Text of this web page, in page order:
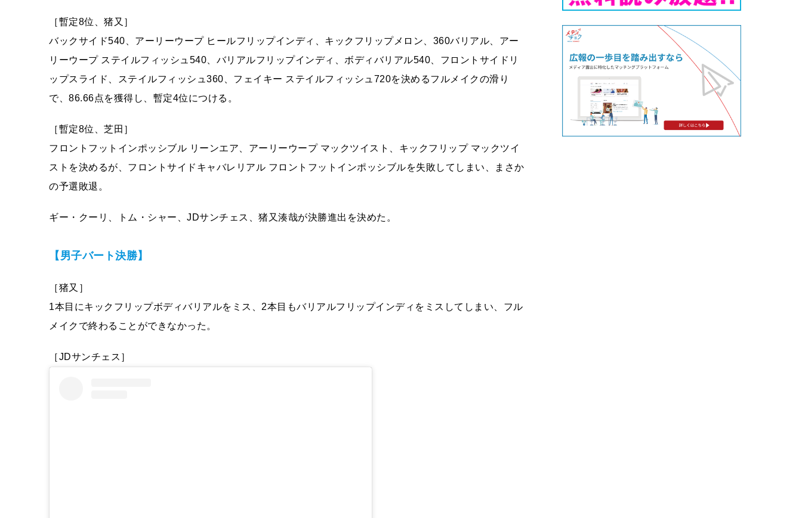
［暫定8位、猪又］
バックサイド540、アーリーウープ ヒールフリップインディ、キックフリップメロン、360バリアル、アー
リーウープ ステイルフィッシュ540、バリアルフリップインディ、ボディバリアル540、フロントサイドリ
ップスライド、ステイルフィッシュ360、フェイキー ステイルフィッシュ720を決めるフルメイクの滑り
で、86.66点を獲得し、暫定4位につける。
［暫定8位、芝田］
フロントフットインポッシブル リーンエア、アーリーウープ マックツイスト、キックフリップ マックツイ
ストを決めるが、フロントサイドキャバレリアル フロントフットインポッシブルを失敗してしまい、まさか
の予選敗退。
ギー・クーリ、トム・シャー、JDサンチェス、猪又湊哉が決勝進出を決めた。
【男子バート決勝】
［猪又］
1本目にキックフリップボディバリアルをミス、2本目もバリアルフリップインディをミスしてしまい、フル
メイクで終わることができなかった。
［JDサンチェス］